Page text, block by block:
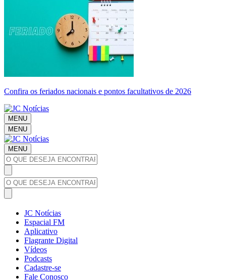
Confira os feriados nacionais e pontos facultativos de 2026
MENU
MENU
MENU
JC Notícias
Espacial FM
Aplicativo
Flagrante Digital
Vídeos
Podcasts
Cadastre-se
Fale Conosco